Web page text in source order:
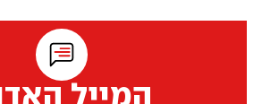
המייל